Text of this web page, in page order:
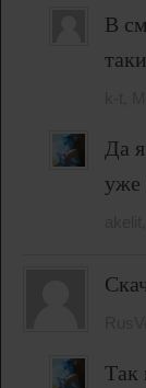
В
Да
уже
Так